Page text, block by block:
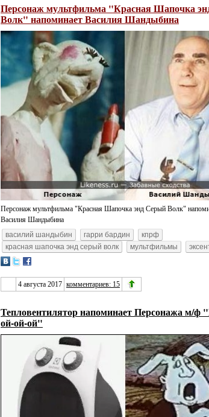
Персонаж мультфильма "Красная Шапочка
Волк" напоминает Василия Шандыбина
Персонаж мультфильма "Красная Шапочка энд Серый Волк"
Василия Шандыбина
василий шандыбин
гарри бардин
кпрф
красная шапочка энд серый волк
мультфильмы
4 августа 2017 комментариев: 15
Тепловентилятор напоминает Персонажа м/ф
ой-ой-ой"